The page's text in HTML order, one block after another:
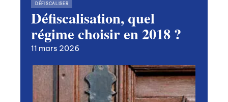
DÉFISCALISER
Défiscalisation, quel
régime choisir en 2018 ?
11 mars 2026